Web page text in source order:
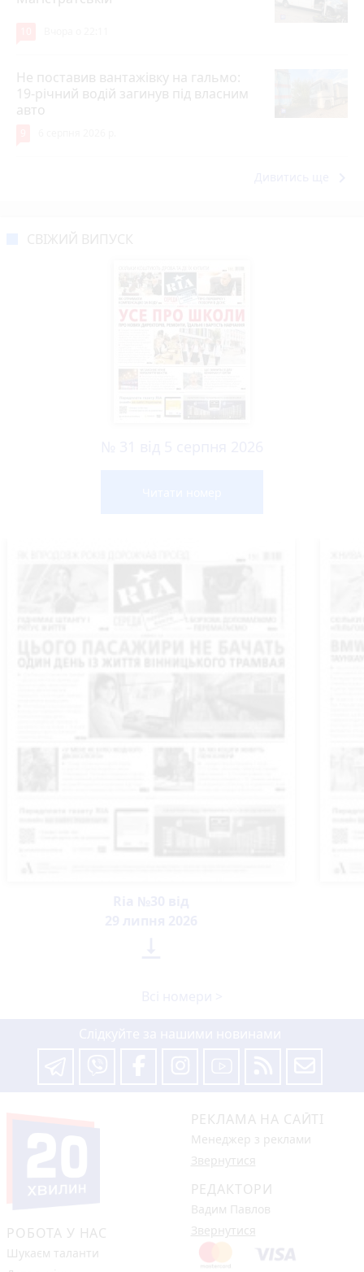
Не поставив вантажівку на гальмо:
19-річний водій загинув під власним
авто
РОБОТА У НАС
Шукаєм таланти
РЕКЛАМА НА САЙТІ
Менеджер з реклами
Звернутися
РЕДАКТОРИ
Вадим Павлов
Звернутися